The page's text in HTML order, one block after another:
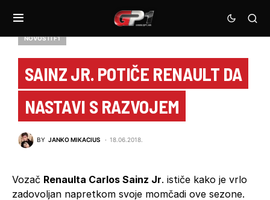
NOVOSTI F1
SAINZ JR. POTIČE RENAULT DA
NASTAVI S RAZVOJEM
BY JANKO MIKACIUS 18.06.2018.
Vozač Renaulta Carlos Sainz Jr. ističe kako je vrlo
zadovoljan napretkom svoje momčadi ove sezone.